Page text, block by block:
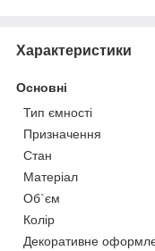
Характеристики
Основні
Тип ємності
Призначення
Стан
Матеріал
Об`єм
Колір
Декоративне